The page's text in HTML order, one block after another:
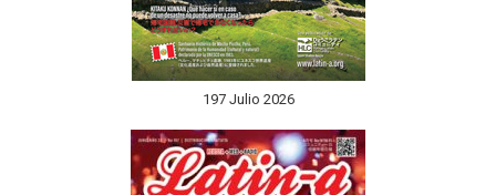
197 Julio 2026